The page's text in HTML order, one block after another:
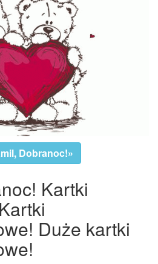
Dobranoc!»
Kartki
Duże kartki